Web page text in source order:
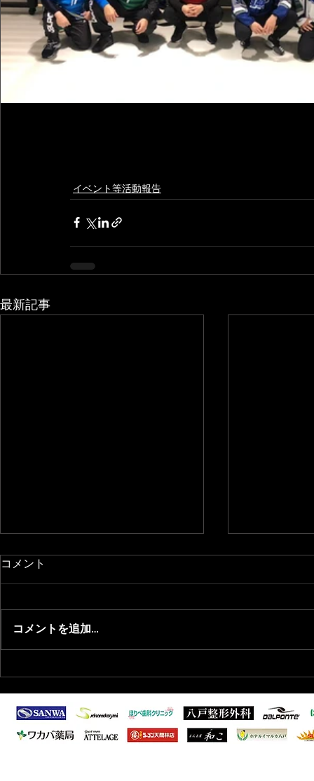
イベント等活動報告
最新記事
知らせ
コメント
コメントを追加…